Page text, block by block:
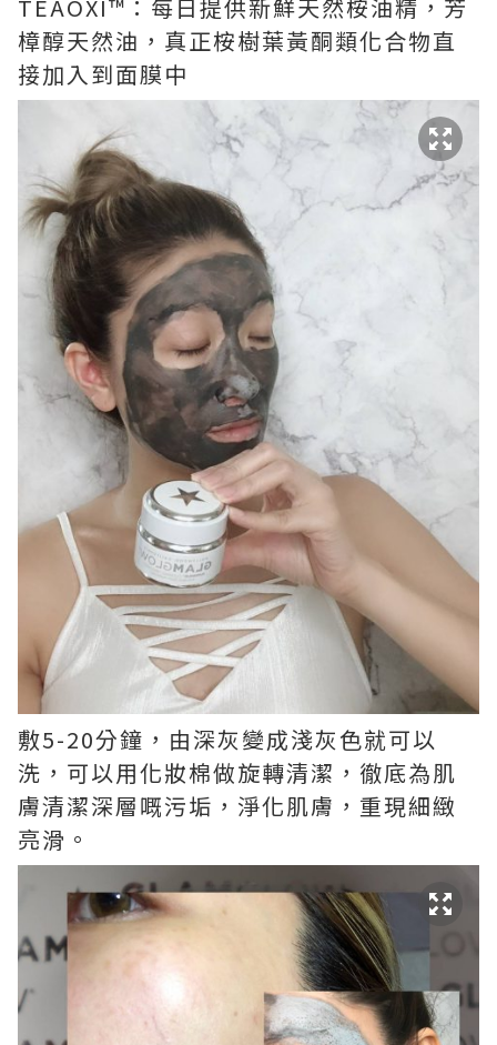
TEAOXI™：每日提供新鮮天然桉油精，芳
樟醇天然油，真正桉樹葉黃酮類化合物直
接加入到面膜中
敷5-20分鐘，由深灰變成淺灰色就可以
洗，可以用化妝棉做旋轉清潔，徹底為肌
膚清潔深層嘅污垢，淨化肌膚，重現細緻
亮滑。